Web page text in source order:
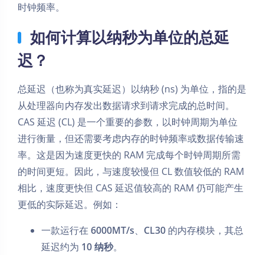
时钟频率。
如何计算以纳秒为单位的总延
迟？
总延迟（也称为真实延迟）以纳秒 (ns) 为单位，指的是
从处理器向内存发出数据请求到请求完成的总时间。
CAS 延迟 (CL) 是一个重要的参数，以时钟周期为单位
进行衡量，但还需要考虑内存的时钟频率或数据传输速
率。这是因为速度更快的 RAM 完成每个时钟周期所需
的时间更短。因此，与速度较慢但 CL 数值较低的 RAM
相比，速度更快但 CAS 延迟值较高的 RAM 仍可能产生
更低的实际延迟。例如：
一款运行在 6000MT/s、 CL30 的内存模块，其总
延迟约为 10 纳秒。